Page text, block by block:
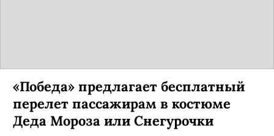
«Победа» предлагает бесплатный
перелет пассажирам в костюме
Деда Мороза или Снегурочки